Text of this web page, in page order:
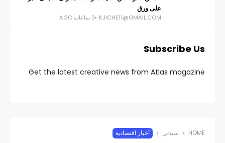
على ورق
KJICHE11@GMAIL.COM 3 ساعات AGO
Subscribe Us
Get the latest creative news from Atlas magazine
HOME سيدتي أخبار اقتصادية